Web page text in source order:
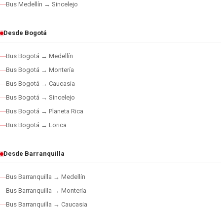
Bus Medellín → Sincelejo
Desde Bogotá
Bus Bogotá → Medellín
Bus Bogotá → Montería
Bus Bogotá → Caucasia
Bus Bogotá → Sincelejo
Bus Bogotá → Planeta Rica
Bus Bogotá → Lorica
Desde Barranquilla
Bus Barranquilla → Medellín
Bus Barranquilla → Montería
Bus Barranquilla → Caucasia